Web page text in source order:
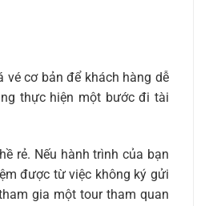
vé cơ bản để khách hàng dễ
thực hiện một bước đi tài
rẻ. Nếu hành trình của bạn
được từ việc không ký gửi
gia một tour tham quan